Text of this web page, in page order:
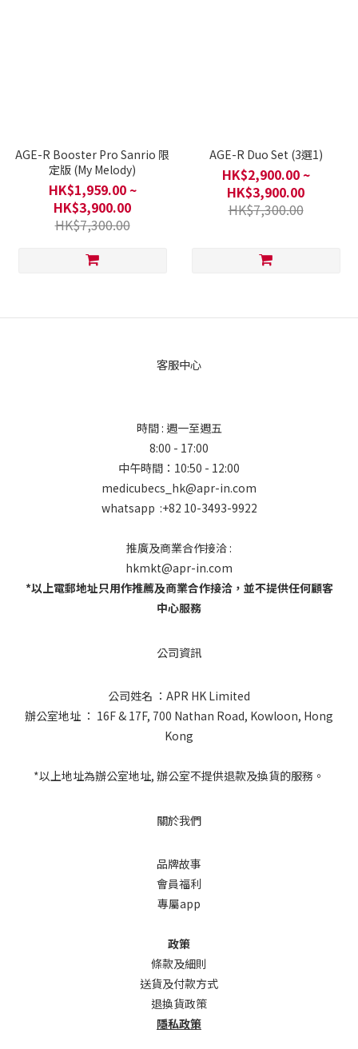
AGE-R Booster Pro Sanrio 限
定版 (My Melody)
HK$1,959.00 ~
HK$3,900.00
HK$7,300.00
AGE-R Duo Set (3選1)
HK$2,900.00 ~
HK$3,900.00
HK$7,300.00
客服中心
時間 : 週一至週五
8:00 - 17:00
中午時間：10:50 - 12:00
medicubecs_hk@apr-in.com
whatsapp :+82 10-3493-9922
推廣及商業合作接洽 :
hkmkt@apr-in.com
*以上電郵地址只用作推薦及商業合作接洽，並不提供任何顧客
中心服務
公司資訊
公司姓名 ：APR HK Limited
辦公室地址 ： 16F & 17F, 700 Nathan Road, Kowloon, Hong
Kong
*以上地址為辦公室地址, 辦公室不提供退款及換貨的服務。
關於我們
品牌故事
會員福利
專屬app
政策
條款及細則
送貨及付款方式
退換貨政策
隱私政策